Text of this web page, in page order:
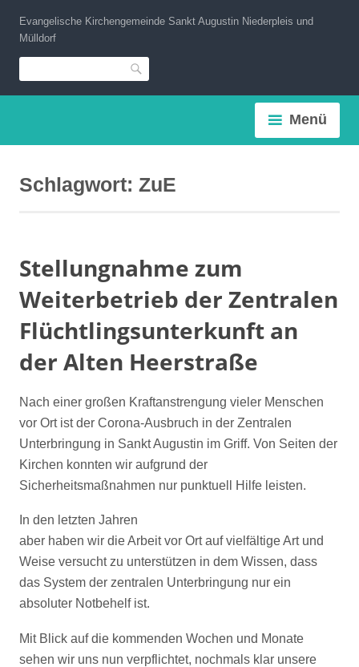
Inhalt
springen
Evangelische Kirchengemeinde Sankt Augustin Niederpleis und
Mülldorf
Suche
Menü
Schlagwort: ZuE
Stellungnahme zum
Weiterbetrieb der Zentralen
Flüchtlingsunterkunft an
der Alten Heerstraße
Nach einer großen Kraftanstrengung vieler Menschen
vor Ort ist der Corona-Ausbruch in der Zentralen
Unterbringung in Sankt Augustin im Griff. Von Seiten der
Kirchen konnten wir aufgrund der
Sicherheitsmaßnahmen nur punktuell Hilfe leisten.
In den letzten Jahren
aber haben wir die Arbeit vor Ort auf vielfältige Art und
Weise versucht zu unterstützen in dem Wissen, dass
das System der zentralen Unterbringung nur ein
absoluter Notbehelf ist.
Mit Blick auf die kommenden Wochen und Monate
sehen wir uns nun verpflichtet, nochmals klar unsere